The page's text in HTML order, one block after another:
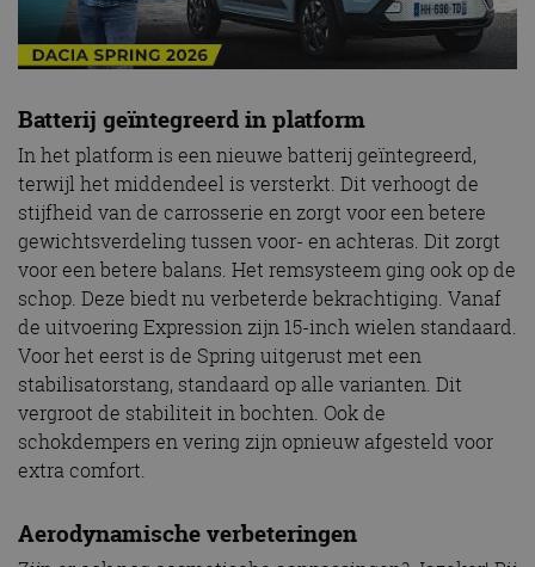
Batterij geïntegreerd in platform
In het platform is een nieuwe batterij geïntegreerd,
terwijl het middendeel is versterkt. Dit verhoogt de
stijfheid van de carrosserie en zorgt voor een betere
gewichtsverdeling tussen voor- en achteras. Dit zorgt
voor een betere balans. Het remsysteem ging ook op de
schop. Deze biedt nu verbeterde bekrachtiging. Vanaf
de uitvoering Expression zijn 15-inch wielen standaard.
Voor het eerst is de Spring uitgerust met een
stabilisatorstang, standaard op alle varianten. Dit
vergroot de stabiliteit in bochten. Ook de
schokdempers en vering zijn opnieuw afgesteld voor
extra comfort.
Aerodynamische verbeteringen